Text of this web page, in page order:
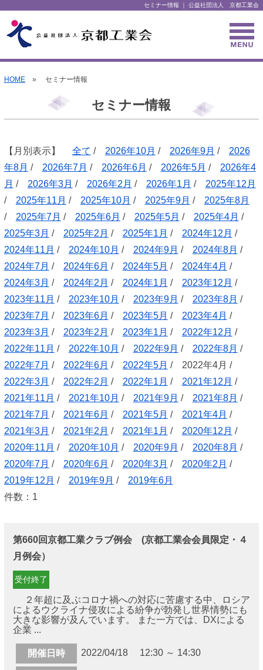
セミナー情報 ｜ 公益社団法人 京都工業会
HOME» セミナー情報
セミナー情報
【月別表示】 全て / 2026年10月 / 2026年9月 / 2026
年8月 / 2026年7月 / 2026年6月 / 2026年5月 / 2026年4
月 / 2026年3月 / 2026年2月 / 2026年1月 / 2025年12月
/ 2025年11月 / 2025年10月 / 2025年9月 / 2025年8月
/ 2025年7月 / 2025年6月 / 2025年5月 / 2025年4月 /
2025年3月 / 2025年2月 / 2025年1月 / 2024年12月 /
2024年11月 / 2024年10月 / 2024年9月 / 2024年8月 /
2024年7月 / 2024年6月 / 2024年5月 / 2024年4月 /
2024年3月 / 2024年2月 / 2024年1月 / 2023年12月 /
2023年11月 / 2023年10月 / 2023年9月 / 2023年8月 /
2023年7月 / 2023年6月 / 2023年5月 / 2023年4月 /
2023年3月 / 2023年2月 / 2023年1月 / 2022年12月 /
2022年11月 / 2022年10月 / 2022年9月 / 2022年8月 /
2022年7月 / 2022年6月 / 2022年5月 / 2022年4月 /
2022年3月 / 2022年2月 / 2022年1月 / 2021年12月 /
2021年11月 / 2021年10月 / 2021年9月 / 2021年8月 /
2021年7月 / 2021年6月 / 2021年5月 / 2021年4月 /
2021年3月 / 2021年2月 / 2021年1月 / 2020年12月 /
2020年11月 / 2020年10月 / 2020年9月 / 2020年8月 /
2020年7月 / 2020年6月 / 2020年3月 / 2020年2月 /
2019年12月 / 2019年9月 / 2019年6月
件数：1
第660回京都工業クラブ例会 (京都工業会会員限定・４
月例会）
受付終了
２年超に及ぶコロナ禍への対応に苦慮する中、ロシア
によるウクライナ侵攻による紛争が勃発し世界情勢にも
大きな影響が及んでいます。 また一方では、DXによる
企業 ...
開催日時 2022/04/18 12:30 ～ 14:30